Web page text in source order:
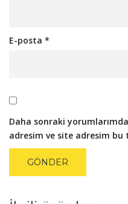
E-posta *
Daha sonraki
adresim ve site adresim bu